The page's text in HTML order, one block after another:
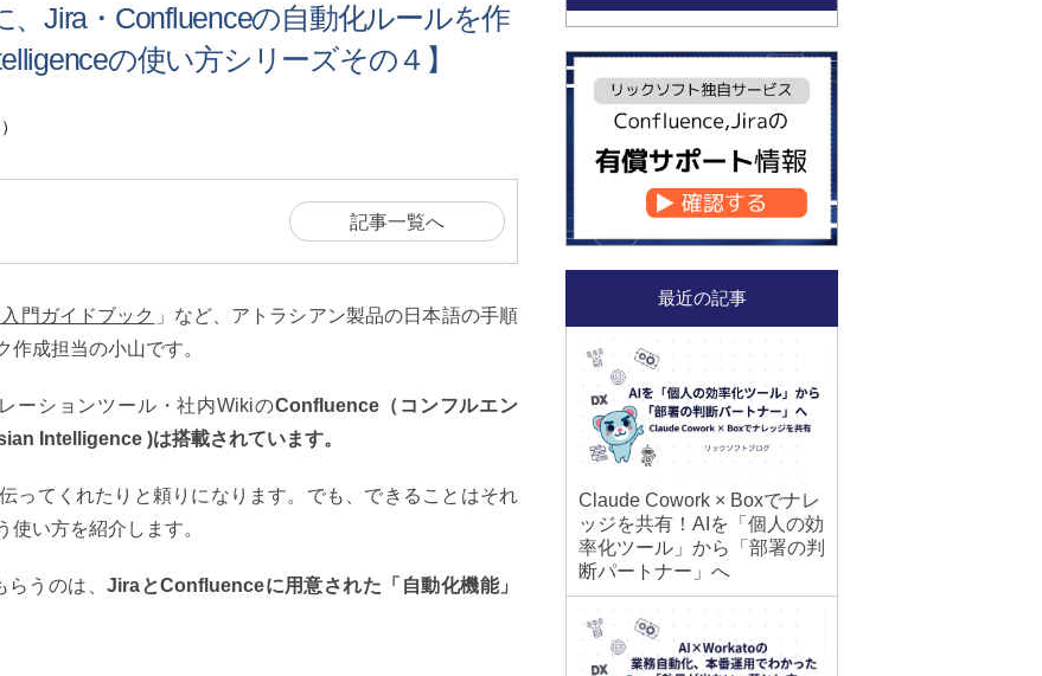
、Jira・Confluenceの自動化ルールを作
の使い方シリーズその４】
記事一覧へ
門ガイドブック 」 など、アトラシアン製品の日本語の手順
成担当の小山です。
レーションツール・社内WikiのConfluence（コンフルエン
Intelligence )は搭載されています。
ってくれたりと頼りになります。でも、できることはそれ
い方を紹介します。
らうのは、JiraとConfluenceに用意された「自動化機能」
最近の記事
Claude Cowork × Boxでナレ
ッジを共有！AIを「個人の効
率化ツール」から「部署の判
断パートナー」へ